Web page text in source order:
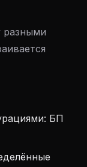
разными
БП